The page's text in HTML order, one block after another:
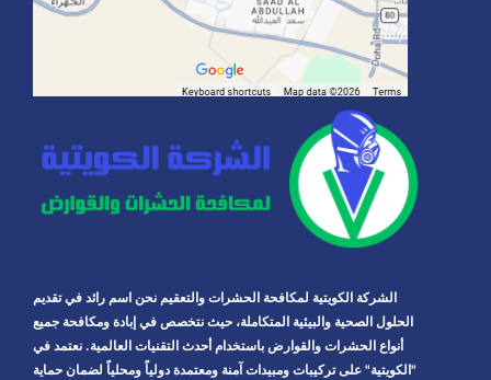
الشركة الكويتية لمكافحة الحشرات والتعقيم نحن اسم رائد في تقديم
الحلول الصحية والبيئية المتكاملة، حيث نتخصص في إبادة ومكافحة جميع
أنواع الحشرات والقوارض باستخدام أحدث التقنيات العالمية. نعتمد في
"الكويتية" على تركيبات ومبيدات آمنة ومعتمدة دولياً ومحلياً لضمان حماية